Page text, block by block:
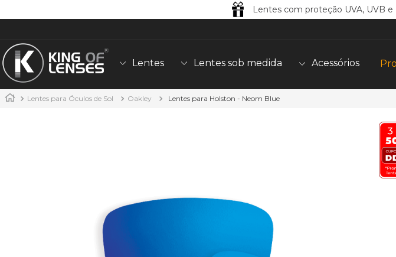
Lentes com proteção UVA, UVB
Lentes Lentes sob medida Acessórios
Lentes para Óculos de Sol Oakley Lentes para Holston - Neom Blue